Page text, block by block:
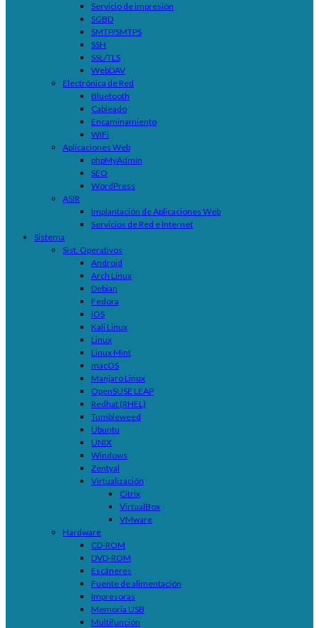
Servicio de impresión
SGBD
SMTP/SMTPS
SSH
SSL/TLS
WebDAV
Electrónica de Red
Bluetooth
Cableado
Encaminamiento
WiFi
Aplicaciones Web
phpMyAdmin
SEO
WordPress
ASIR
Implantación de Aplicaciones Web
Servicios de Red e Internet
Sistema
Sist. Operativos
Android
Arch Linux
Debian
Fedora
iOS
Kali Linux
Linux
Linux Mint
macOS
Manjaro Linux
OpenSUSE LEAP
Redhat (RHEL)
Tumbleweed
Ubuntu
UNIX
Windows
Zentyal
Virtualización
Citrix
VirtualBox
VMware
Hardware
CD-ROM
DVD-ROM
Escáneres
Fuente de alimentación
Impresoras
Memoria USB
Multifunción